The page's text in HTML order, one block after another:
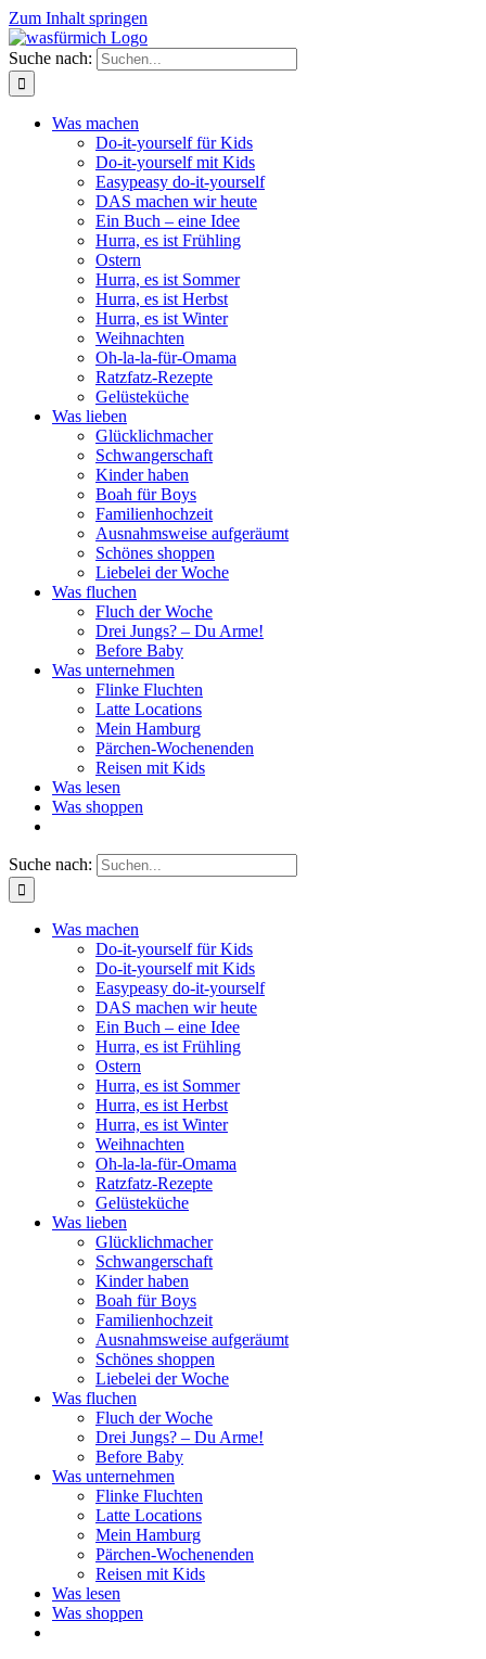
Zum Inhalt springen
Suche nach:
Was machen
Do-it-yourself für Kids
Do-it-yourself mit Kids
Easypeasy do-it-yourself
DAS machen wir heute
Ein Buch – eine Idee
Hurra, es ist Frühling
Ostern
Hurra, es ist Sommer
Hurra, es ist Herbst
Hurra, es ist Winter
Weihnachten
Oh-la-la-für-Omama
Ratzfatz-Rezepte
Gelüsteküche
Was lieben
Glücklichmacher
Schwangerschaft
Kinder haben
Boah für Boys
Familienhochzeit
Ausnahmsweise aufgeräumt
Schönes shoppen
Liebelei der Woche
Was fluchen
Fluch der Woche
Drei Jungs? – Du Arme!
Before Baby
Was unternehmen
Flinke Fluchten
Latte Locations
Mein Hamburg
Pärchen-Wochenenden
Reisen mit Kids
Was lesen
Was shoppen
Suche nach:
Was machen
Do-it-yourself für Kids
Do-it-yourself mit Kids
Easypeasy do-it-yourself
DAS machen wir heute
Ein Buch – eine Idee
Hurra, es ist Frühling
Ostern
Hurra, es ist Sommer
Hurra, es ist Herbst
Hurra, es ist Winter
Weihnachten
Oh-la-la-für-Omama
Ratzfatz-Rezepte
Gelüsteküche
Was lieben
Glücklichmacher
Schwangerschaft
Kinder haben
Boah für Boys
Familienhochzeit
Ausnahmsweise aufgeräumt
Schönes shoppen
Liebelei der Woche
Was fluchen
Fluch der Woche
Drei Jungs? – Du Arme!
Before Baby
Was unternehmen
Flinke Fluchten
Latte Locations
Mein Hamburg
Pärchen-Wochenenden
Reisen mit Kids
Was lesen
Was shoppen